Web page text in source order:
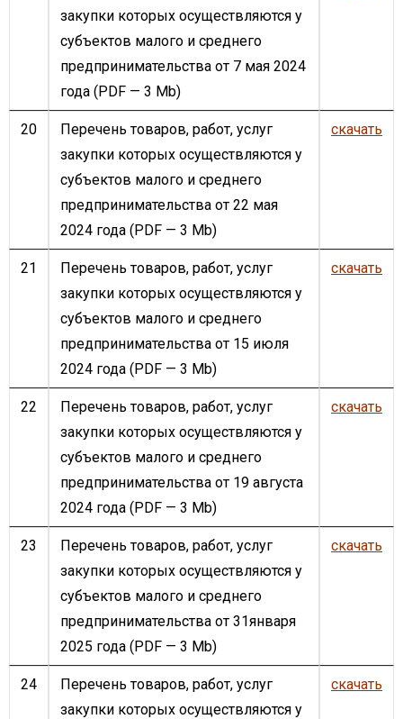
закупки которых осуществляются у
субъектов малого и среднего
предпринимательства от 7 мая 2024
года (PDF — 3 Mb)
20
Перечень товаров, работ, услуг
закупки которых осуществляются у
субъектов малого и среднего
предпринимательства от 22 мая
2024 года (PDF — 3 Mb)
скачать
21
Перечень товаров, работ, услуг
закупки которых осуществляются у
субъектов малого и среднего
предпринимательства от 15 июля
2024 года (PDF — 3 Mb)
скачать
22
Перечень товаров, работ, услуг
закупки которых осуществляются у
субъектов малого и среднего
предпринимательства от 19 августа
2024 года (PDF — 3 Mb)
скачать
23
Перечень товаров, работ, услуг
закупки которых осуществляются у
субъектов малого и среднего
предпринимательства от 31января
2025 года (PDF — 3 Mb)
скачать
24
Перечень товаров, работ, услуг
закупки которых осуществляются у
скачать